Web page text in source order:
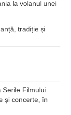
la volanul unei
tradiție și
Serile Filmului
și concerte, în